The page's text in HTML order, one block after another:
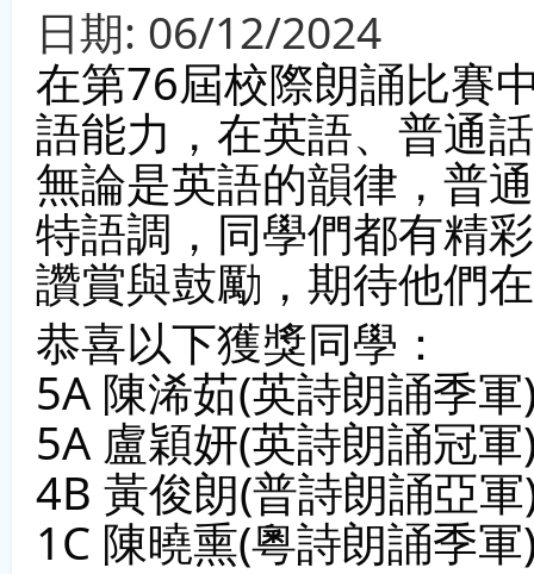
日期: 06/12/2024
在第76屆校際朗誦比賽
語能力，在英語、普通
無論是英語的韻律，普
特語調，同學們都有精
讚賞與鼓勵，期待他們
恭喜以下獲獎同學：
5A 陳浠茹(英詩朗誦季軍
5A 盧穎妍(英詩朗誦冠軍
4B 黃俊朗(普詩朗誦亞
1C 陳曉熏(粵詩朗誦季軍